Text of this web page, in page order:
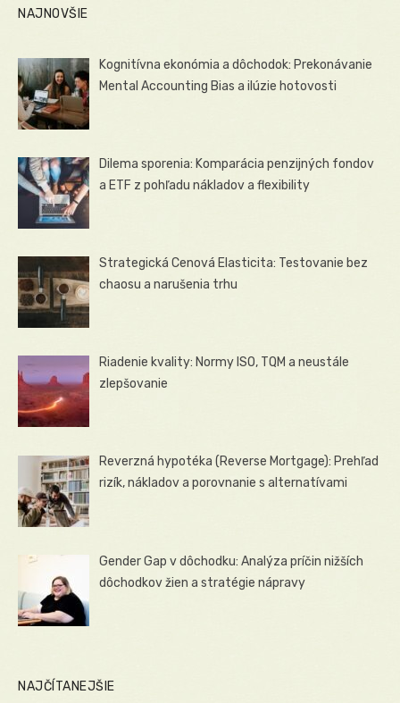
NAJNOVŠIE
Kognitívna ekonómia a dôchodok: Prekonávanie
Mental Accounting Bias a ilúzie hotovosti
Dilema sporenia: Komparácia penzijných fondov
a ETF z pohľadu nákladov a flexibility
Strategická Cenová Elasticita: Testovanie bez
chaosu a narušenia trhu
Riadenie kvality: Normy ISO, TQM a neustále
zlepšovanie
Reverzná hypotéka (Reverse Mortgage): Prehľad
rizík, nákladov a porovnanie s alternatívami
Gender Gap v dôchodku: Analýza príčin nižších
dôchodkov žien a stratégie nápravy
NAJČÍTANEJŠIE